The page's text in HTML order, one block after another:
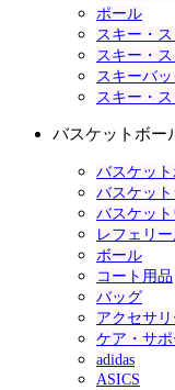
ポール
スキー・
スキー・
スキーバ
スキー・
バスケットボー
バスケッ
バスケッ
バスケッ
レフェリ
ボール
コート用品
バッグ
アクセサ
ケア・サ
adidas
ASICS